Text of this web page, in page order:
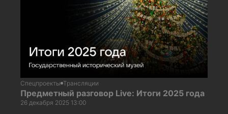
Спецпроекты Трансляции
Предметный разговор Live: Итоги 2025 года
26 декабря 2025 13:00